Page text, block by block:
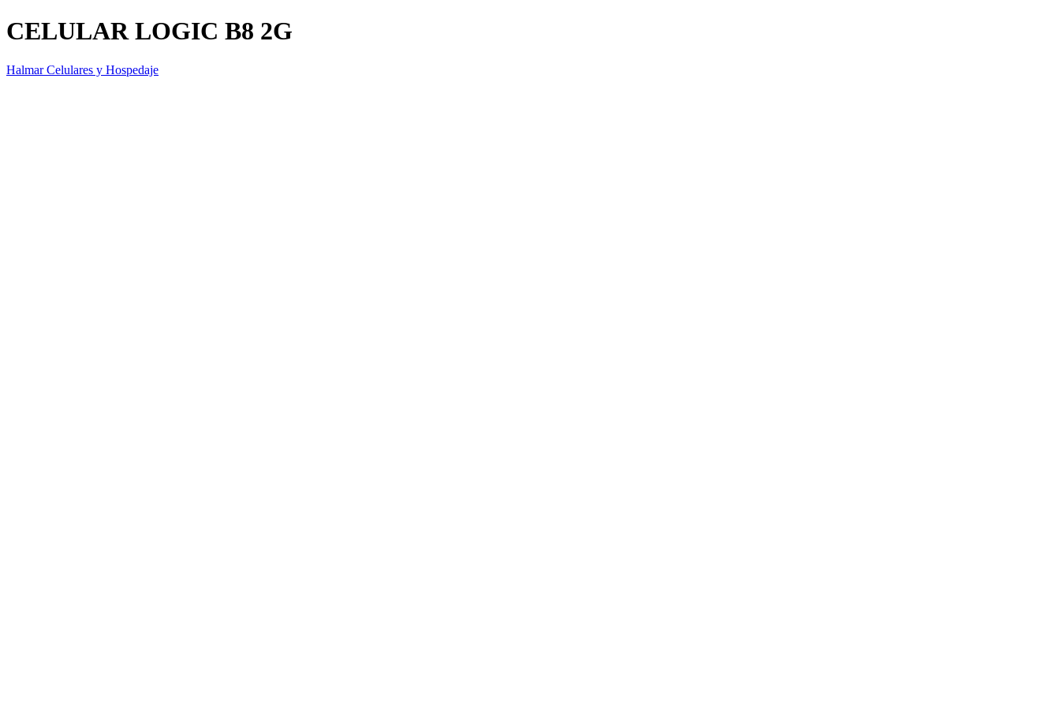
CELULAR LOGIC B8 2G
Halmar Celulares y Hospedaje